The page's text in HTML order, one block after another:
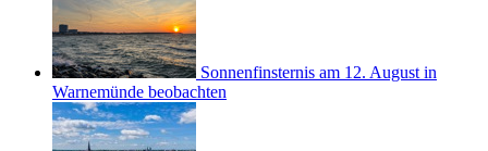
Sonnenfinsternis am 12. August in
Warnemünde beobachten